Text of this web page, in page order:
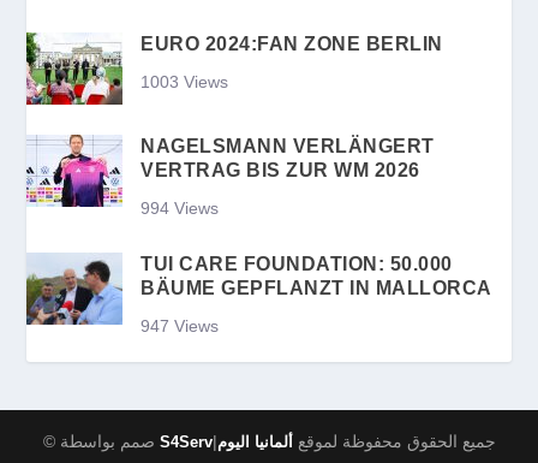
EURO 2024:FAN ZONE BERLIN
1003 Views
NAGELSMANN VERLÄNGERT
VERTRAG BIS ZUR WM 2026
994 Views
TUI CARE FOUNDATION: 50.000
BÄUME GEPFLANZT IN MALLORCA
947 Views
S4Serv |جميع الحقوق محفوظة لموقعألمانيا اليوم